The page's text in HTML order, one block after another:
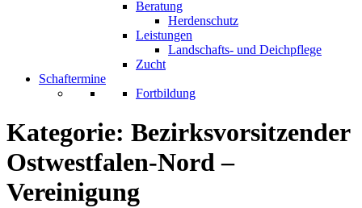
Beratung
Herdenschutz
Leistungen
Landschafts- und Deichpflege
Zucht
Schaftermine
Fortbildung
Kategorie: Bezirksvorsitzender
Ostwestfalen-Nord –
Vereinigung